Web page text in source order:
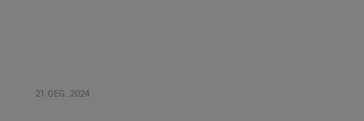
21.GEG..2024